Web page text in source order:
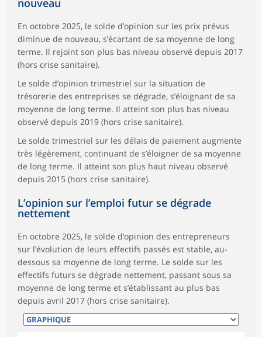
nouveau
En octobre 2025, le solde d’opinion sur les prix prévus
diminue de nouveau, s’écartant de sa moyenne de long
terme. Il rejoint son plus bas niveau observé depuis 2017
(hors crise sanitaire).
Le solde d’opinion trimestriel sur la situation de
trésorerie des entreprises se dégrade, s’éloignant de sa
moyenne de long terme. Il atteint son plus bas niveau
observé depuis 2019 (hors crise sanitaire).
Le solde trimestriel sur les délais de paiement augmente
très légèrement, continuant de s’éloigner de sa moyenne
de long terme. Il atteint son plus haut niveau observé
depuis 2015 (hors crise sanitaire).
L’opinion sur l’emploi futur se dégrade
nettement
En octobre 2025, le solde d’opinion des entrepreneurs
sur l’évolution de leurs effectifs passés est stable, au-
dessous sa moyenne de long terme. Le solde sur les
effectifs futurs se dégrade nettement, passant sous sa
moyenne de long terme et s’établissant au plus bas
depuis avril 2017 (hors crise sanitaire).